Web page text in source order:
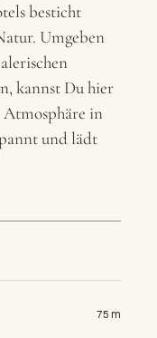
besticht
Umgeben
kannst Du hier
in
und lädt
75 m